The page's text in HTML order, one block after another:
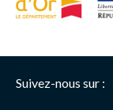
Suivez-nous sur :